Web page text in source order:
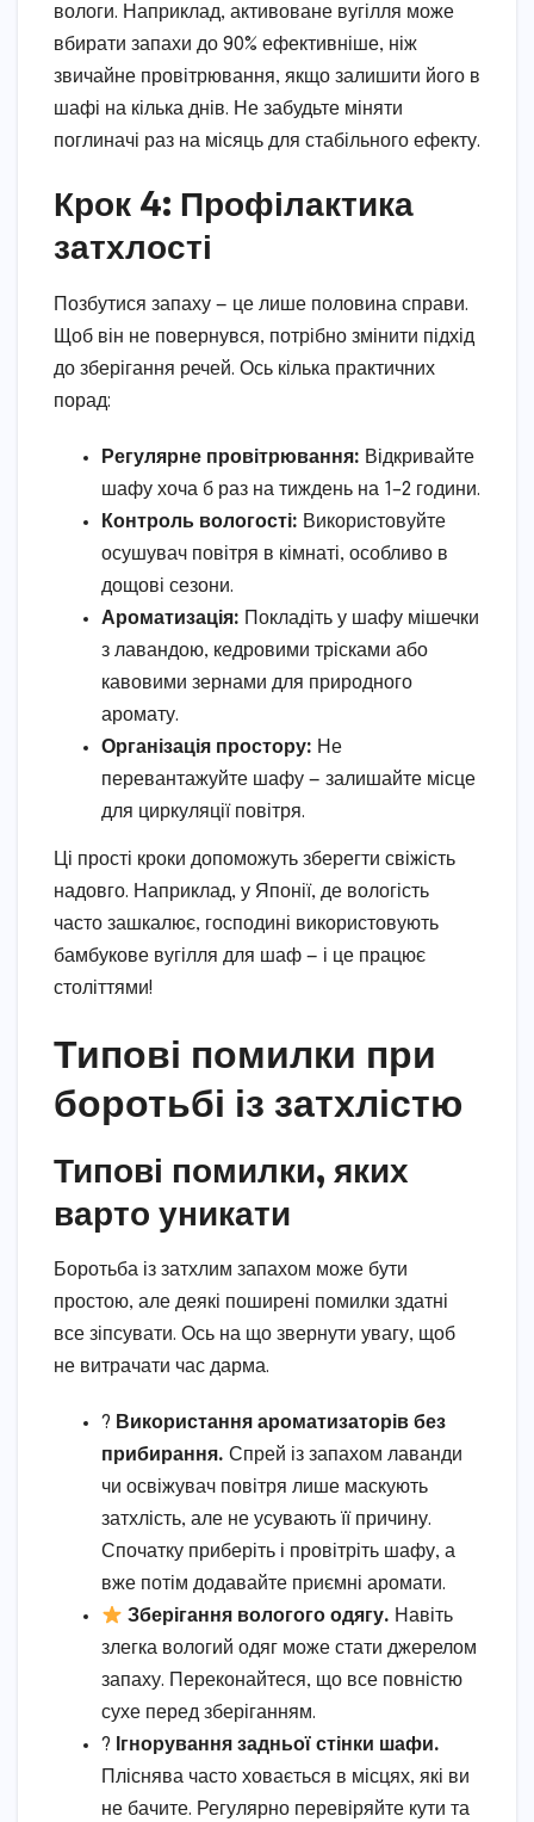
вологи. Наприклад, активоване вугілля може
вбирати запахи до 90% ефективніше, ніж
звичайне провітрювання, якщо залишити його в
шафі на кілька днів. Не забудьте міняти
поглиначі раз на місяць для стабільного ефекту.
Крок 4: Профілактика
затхлості
Позбутися запаху — це лише половина справи.
Щоб він не повернувся, потрібно змінити підхід
до зберігання речей. Ось кілька практичних
порад:
Регулярне провітрювання: Відкривайте
шафу хоча б раз на тиждень на 1–2 години.
Контроль вологості: Використовуйте
осушувач повітря в кімнаті, особливо в
дощові сезони.
Ароматизація: Покладіть у шафу мішечки
з лавандою, кедровими трісками або
кавовими зернами для природного
аромату.
Організація простору: Не
перевантажуйте шафу — залишайте місце
для циркуляції повітря.
Ці прості кроки допоможуть зберегти свіжість
надовго. Наприклад, у Японії, де вологість
часто зашкалює, господині використовують
бамбукове вугілля для шаф — і це працює
століттями!
Типові помилки при
боротьбі із затхлістю
Типові помилки, яких
варто уникати
Боротьба із затхлим запахом може бути
простою, але деякі поширені помилки здатні
все зіпсувати. Ось на що звернути увагу, щоб
не витрачати час дарма.
? Використання ароматизаторів без
прибирання. Спрей із запахом лаванди
чи освіжувач повітря лише маскують
затхлість, але не усувають її причину.
Спочатку приберіть і провітріть шафу, а
вже потім додавайте приємні аромати.
Зберігання вологого одягу. Навіть
злегка вологий одяг може стати джерелом
запаху. Переконайтеся, що все повністю
сухе перед зберіганням.
? Ігнорування задньої стінки шафи.
Пліснява часто ховається в місцях, які ви
не бачите. Регулярно перевіряйте кути та